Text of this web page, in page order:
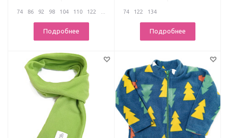
74 86 92 98 104 110 122
Подробнее
74 122 134
Подробнее